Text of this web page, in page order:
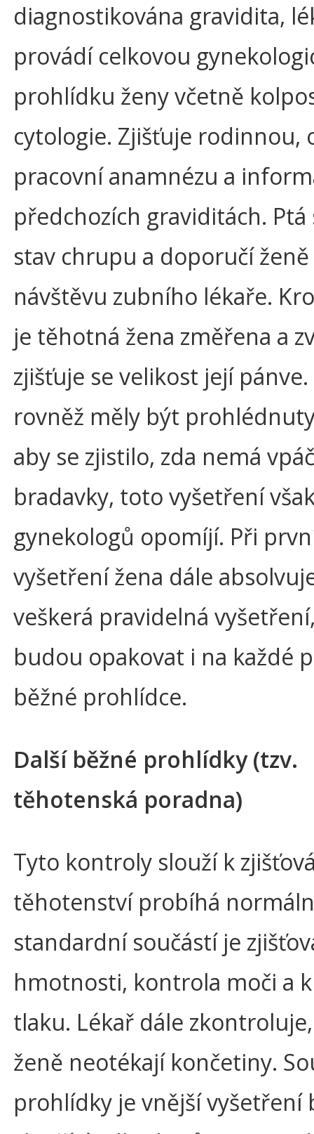
diagnostikována gravidita,
provádí celkovou
prohlídku ženy včetně
cytologie. Zjišťuje rodinnou,
pracovní anamnézu a
předchozích graviditách. Ptá
stav chrupu a doporučí ženě
návštěvu zubního lékaře.
je těhotná žena změřena a
zjišťuje se velikost její
rovněž měly být
aby se zjistilo, zda nemá
bradavky, toto vyšetření
gynekologů opomíjí. Při
vyšetření žena dále
veškerá pravidelná
budou opakovat i na každé
běžné prohlídce.
Další běžné prohlídky (tzv.
těhotenská poradna)
Tyto kontroly slouží k
těhotenství probíhá
standardní součástí je
hmotnosti, kontrola moči a
tlaku. Lékař dále
ženě neotékají končetiny.
prohlídky je vnější vyšetření